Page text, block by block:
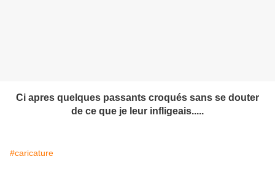
Ci apres quelques passants croqués sans se douter
de ce que je leur infligeais.....
#caricature